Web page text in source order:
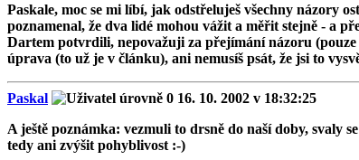
Paskale, moc se mi líbí, jak odstřeluješ všechny názory
poznamenal, že dva lidé mohou vážit a měřit stejně - a
Dartem potvrdili, nepovažuji za přejímání názoru (pouze
úprava (to už je v článku), ani nemusíš psát, že jsi to
Paskal
16. 10. 2002 v 18:32:25
A ještě poznámka: vezmuli to drsně do naší doby, svaly
tedy ani zvýšit pohyblivost :-)